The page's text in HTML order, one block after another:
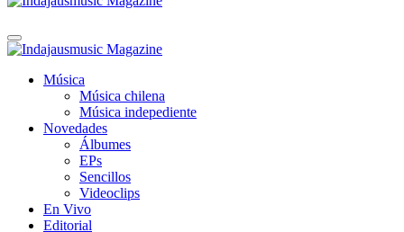
Música, Cultura y Espectáculos
Música
Música chilena
Música indepediente
Novedades
Álbumes
EPs
Sencillos
Videoclips
En Vivo
Editorial